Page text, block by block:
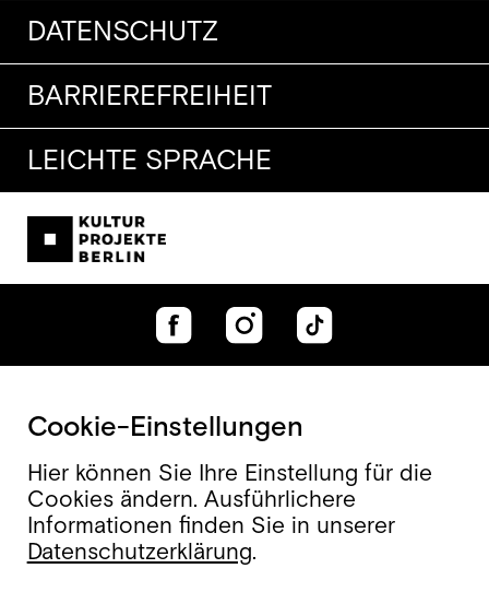
DATENSCHUTZ
BARRIEREFREIHEIT
LEICHTE SPRACHE
Cookie-Einstellungen
Hier können Sie Ihre Einstellung für die
Cookies ändern. Ausführlichere
Informationen finden Sie in unserer
Datenschutzerklärung.